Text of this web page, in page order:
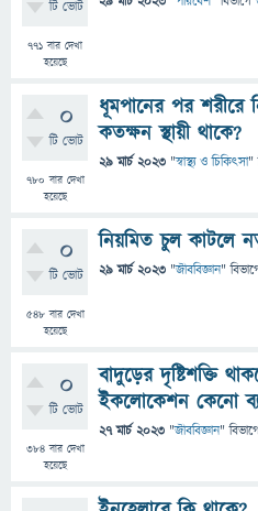
টি ভোট
771 বার দেখা
হয়েছে
0
টি ভোট
780 বার দেখা
হয়েছে
ধূমপানের পর শরীরে
কতক্ষন স্থায়ী থাকে?
29 মার্চ 2023 "স্বাস্থ্য ও চিকিৎসা"
0
টি ভোট
548বার দেখা
হয়েছে
নিয়মিত চুল কাটলে
29 মার্চ 2023 "জীববিজ্ঞান"
0
টি ভোট
384বার দেখা
হয়েছে
বাদুড়ের দৃষ্টিশক্তি
ইকলোকেশন কেনো
27 মার্চ 2023 "জীববিজ্ঞান"